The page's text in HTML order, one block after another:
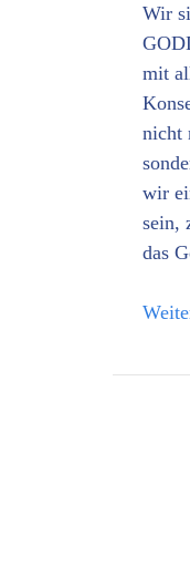
Wir
mit
nicht
wir
sein,
das